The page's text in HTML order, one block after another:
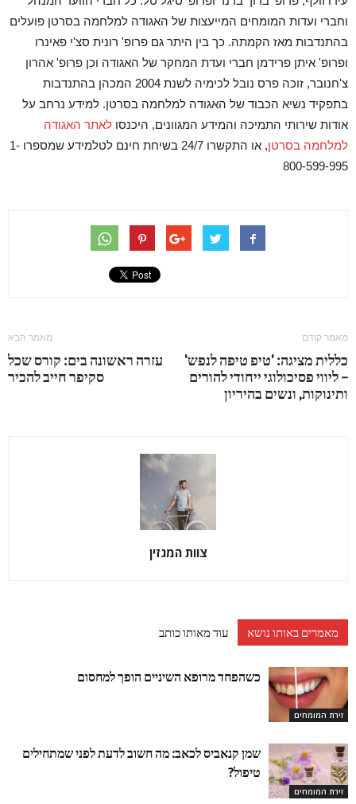
וחברי ועדות המומחים המייעצות של האגודה למלחמה בסרטן פועלים
בהתנדבות מאז הקמתה. כך בין היתר גם פרופ' רונית סצ'י פאינרו
ופרופ' איתן פרידמן חברי ועדת המחקר של האגודה וכן פרופ' אהרון
צ'חנובר, זוכה פרס נובל לכימיה לשנת 2004 המכהן בהתנדבות
בתפקיד נשיא הכבוד של האגודה למלחמה בסרטן. למידע נרחב על
אודות שירותי התמיכה והמידע המגוונים, היכנסו לאתר האגודה
למלחמה בסרטן
, או התקשרו 24/7 בשיחת חינם לטלמידע שמספרו 1-
800-599-995
מאמר קודם
כללית מציגה: 'טיפ טיפה לנפש'
– ליווי פסיכולוגי ייחודי להורים
ותינוקות, ונשים בהיריון
מאמר הבא
עזרה ראשונה בים: קורס שכל
סקיפר חייב להכיר
צוות המגזין
מאמרים באותו נושא עוד מאותו כותב
זירת המומחים
כשהפחד מרופא השיניים הופך למחסום
זירת המומחים
שמן קנאביס לכאב: מה חשוב לדעת לפני שמתחילים
טיפול?